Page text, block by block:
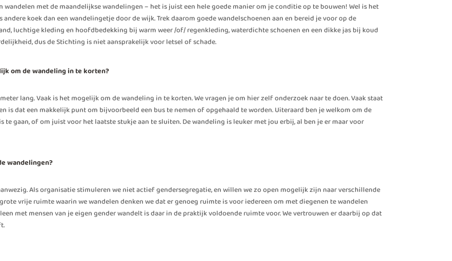
met de maandelijkse wandelingen – het is juist een hele goede manier om je conditie op te bouwen! Wel is het
koek dan een wandelingetje door de wijk. Trek daarom goede wandelschoenen aan en bereid je voor op de
luchtige kleding en hoofdbedekking bij warm weer /of/ regenkleding, waterdichte schoenen en een dikke jas bij koud
dus de Stichting is niet aansprakelijk voor letsel of schade.
om de wandeling in te korten?
lang. Vaak is het mogelijk om de wandeling in te korten. We vragen je om hier zelf onderzoek naar te doen. Vaak staat
is dat een makkelijk punt om bijvoorbeeld een bus te nemen of opgehaald te worden. Uiteraard ben je welkom om de
te gaan, of om juist voor het laatste stukje aan te sluiten. De wandeling is leuker met jou erbij, al ben je er maar voor
wandelingen?
Als organisatie stimuleren we niet actief gendersegregatie, en willen we zo open mogelijk zijn naar verschillende
vrije ruimte waarin we wandelen denken we dat er genoeg ruimte is voor iedereen om met diegenen te wandelen
met mensen van je eigen gender wandelt is daar in de praktijk voldoende ruimte voor. We vertrouwen er daarbij op dat